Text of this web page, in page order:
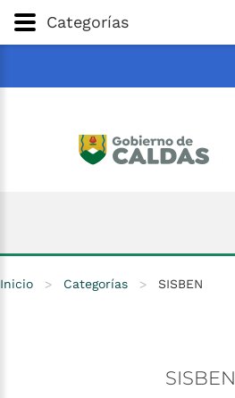
Gobernación
Categorías
Inicio > Categorías > SISBEN
SISBEN